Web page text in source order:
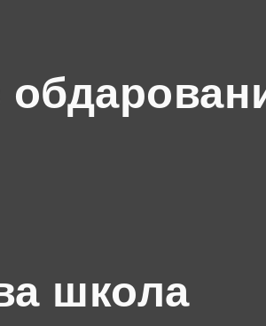
школа